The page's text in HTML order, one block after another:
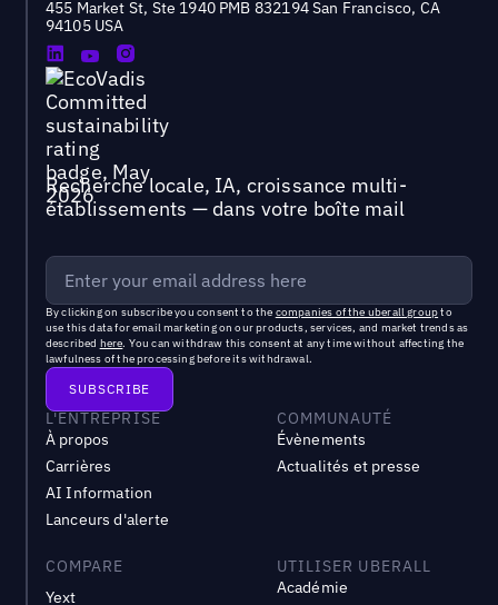
455 Market St, Ste 1940 PMB 832194 San Francisco, CA
94105 USA
Recherche locale, IA, croissance multi-
établissements — dans votre boîte mail
By clicking on subscribe you consent to the companies of the uberall groupto
use this data for email marketing on our products, services, and market trends as
described here. You can withdraw this consent at any time without affecting the
lawfulness of the processing before its withdrawal.
L'ENTREPRISE
À propos
Carrières
AI Information
Lanceurs d'alerte
COMMUNAUTÉ
Évènements
Actualités et presse
COMPARE
Yext
UTILISER UBERALL
Académie